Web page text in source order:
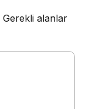
Gerekli alanlar